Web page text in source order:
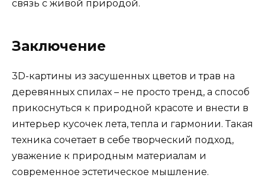
связь с живой природой.
Заключение
3D-картины из засушенных цветов и трав на
деревянных спилах – не просто тренд, а способ
прикоснуться к природной красоте и внести в
интерьер кусочек лета, тепла и гармонии. Такая
техника сочетает в себе творческий подход,
уважение к природным материалам и
современное эстетическое мышление.